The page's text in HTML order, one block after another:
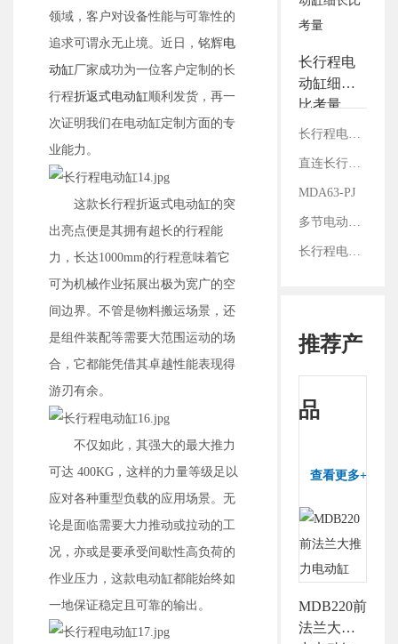
领域，客户对设备性能与可靠性的
追求可谓永无止境。近日，铭辉电
动缸厂家成功为一位客户定制的长
行程折返式电动缸顺利发货，再一
次证明我们在电动缸定制方面的专
业能力。
这款长行程折返式电动缸的突
出亮点便是其拥有超长的行程能
力，长达1000mm的行程意味着它
可为机械作业拓展出极为宽广的空
间边界。不管是物料搬运场景，还
是组件装配等需要大范围运动的场
合，它都能凭借其卓越性能表现得
游刃有余。
不仅如此，其强大的最大推力
可达 400KG，这样的力量等级足以
应对各种重型负载的应用场景。无
论是面临需要大力推动或拉动的工
况，亦或是要承受间歇性高负荷的
作业压力，这款电动缸都能始终如
一地保证稳定且可靠的输出。
长行程电
动缸细长
比考量
长行程电动缸导向装置：自加导向vs集成导杆
直连长行程电动缸出货成功：客户信任的见证
MDA63-PJ
多节电动缸和长行程电动缸的区别
长行程电动缸为什么我们建议加导向？
推荐产
品
查看更多+
MDB220前
法兰大推